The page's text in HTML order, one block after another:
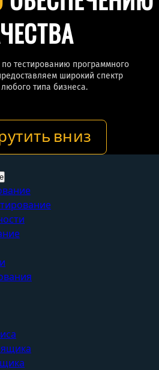
по тестированию программного
широкий спектр
любого типа бизнеса.
вниз